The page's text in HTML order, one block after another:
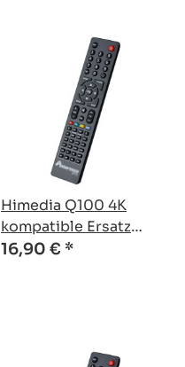
Himedia Q100 4K
kompatible Ersatz
Fernbedienung
16,90 € *